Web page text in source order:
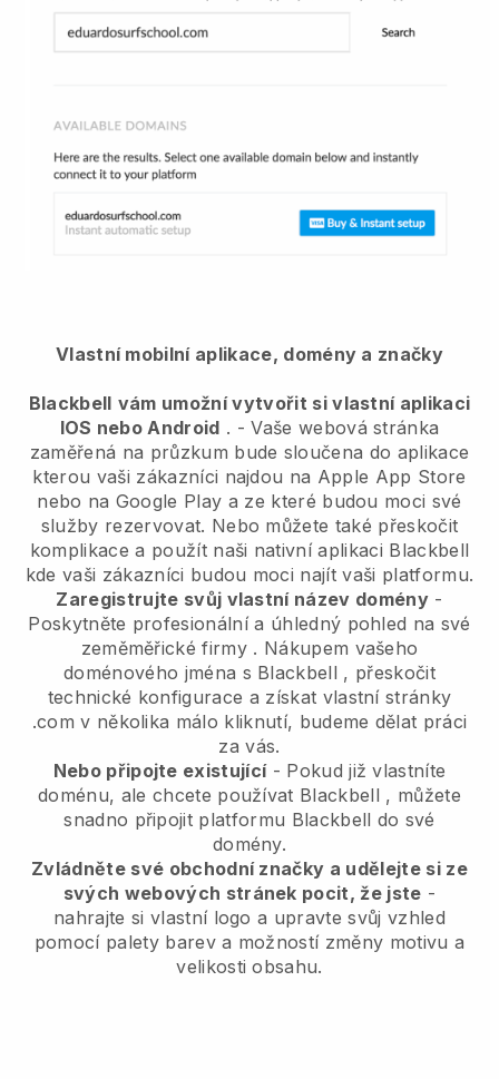
Vlastní mobilní aplikace, domény a značky
Blackbell vám umožní vytvořit si vlastní aplikaci
IOS nebo Android . -Vaše webová stránka
zaměřená na průzkum bude sloučena do aplikace
kterou vaši zákazníci najdou na Apple App Store
nebo na Google Play a ze které budou moci své
služby rezervovat. Nebo můžete také přeskočit
komplikace a použít naši nativní aplikaci Blackbell
kde vaši zákazníci budou moci najít vaši platformu.
Zaregistrujte svůj vlastní název domény-
Poskytněte profesionální a úhledný pohled na své
zeměměřické firmy . Nákupem vašeho
doménového jména s Blackbell , přeskočit
technické konfigurace a získat vlastní stránky
.com v několika málo kliknutí, budeme dělat práci
za vás.
Nebo připojte existující- Pokud již vlastníte
doménu, ale chcete používat Blackbell , můžete
snadno připojit platformu Blackbell do své
domény.
Zvládněte své obchodní značky a udělejte si ze
svých webových stránek pocit, že jste -
nahrajte si vlastní logo a upravte svůj vzhled
pomocí palety barev a možností změny motivu a
velikosti obsahu.